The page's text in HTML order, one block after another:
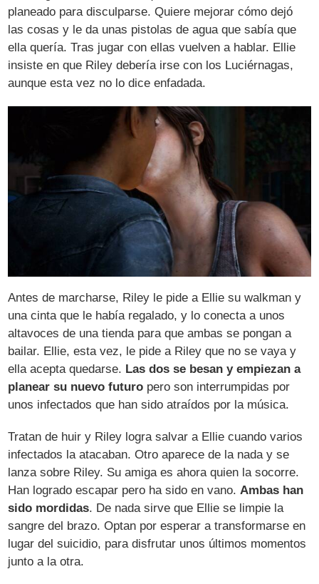
planeado para disculparse. Quiere mejorar cómo dejó
las cosas y le da unas pistolas de agua que sabía que
ella quería. Tras jugar con ellas vuelven a hablar. Ellie
insiste en que Riley debería irse con los Luciérnagas,
aunque esta vez no lo dice enfadada.
Antes de marcharse, Riley le pide a Ellie su walkman y
una cinta que le había regalado, y lo conecta a unos
altavoces de una tienda para que ambas se pongan a
bailar. Ellie, esta vez, le pide a Riley que no se vaya y
ella acepta quedarse. Las dos se besan y empiezan a
planear su nuevo futuro pero son interrumpidas por
unos infectados que han sido atraídos por la música.
Tratan de huir y Riley logra salvar a Ellie cuando varios
infectados la atacaban. Otro aparece de la nada y se
lanza sobre Riley. Su amiga es ahora quien la socorre.
Han logrado escapar pero ha sido en vano.Ambas han
sido mordidas. De nada sirve que Ellie se limpie la
sangre del brazo. Optan por esperar a transformarse en
lugar del suicidio, para disfrutar unos últimos momentos
junto a la otra.